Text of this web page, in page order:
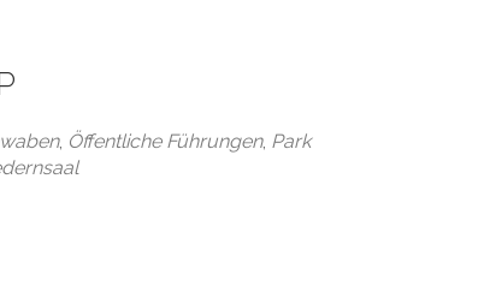
365 Outlook Live
, Öffentliche Führungen, Park